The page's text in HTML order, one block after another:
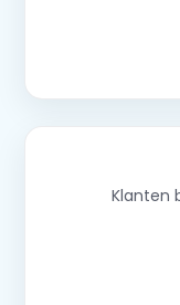
Klanten